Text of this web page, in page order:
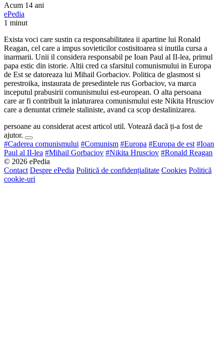
Acum 14 ani
ePedia
1 minut
Exista voci care sustin ca responsabilitatea ii apartine lui Ronald
Reagan, cel care a impus sovieticilor costisitoarea si inutila cursa a
inarmarii. Unii il considera responsabil pe Ioan Paul al II-lea, primul
papa estic din istorie. Altii cred ca sfarsitul comunismului in Europa
de Est se datoreaza lui Mihail Gorbaciov. Politica de glasmost si
perestroika, instaurata de presedintele rus Gorbaciov, va marca
inceputul prabusirii comunismului est-european. O alta persoana
care ar fi contribuit la inlaturarea comunismului este Nikita Hrusciov
care a denuntat crimele staliniste, avand ca scop destalinizarea.
persoane au considerat acest articol util. Votează dacă ți-a fost de
ajutor.
#Caderea comunismului #Comunism #Europa #Europa de est #Ioan
Paul al II-lea #Mihail Gorbaciov #Nikita Hrusciov #Ronald Reagan
© 2026 ePedia
Contact Despre ePedia Politică de confidențialitate Cookies Politică
cookie-uri